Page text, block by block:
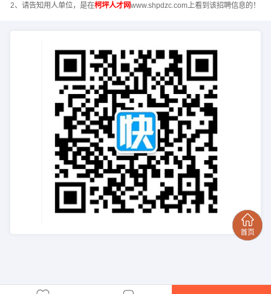
2、请告知用人单位，是在柯坪人才网www.shpdzc.com上看到该招聘信息的！